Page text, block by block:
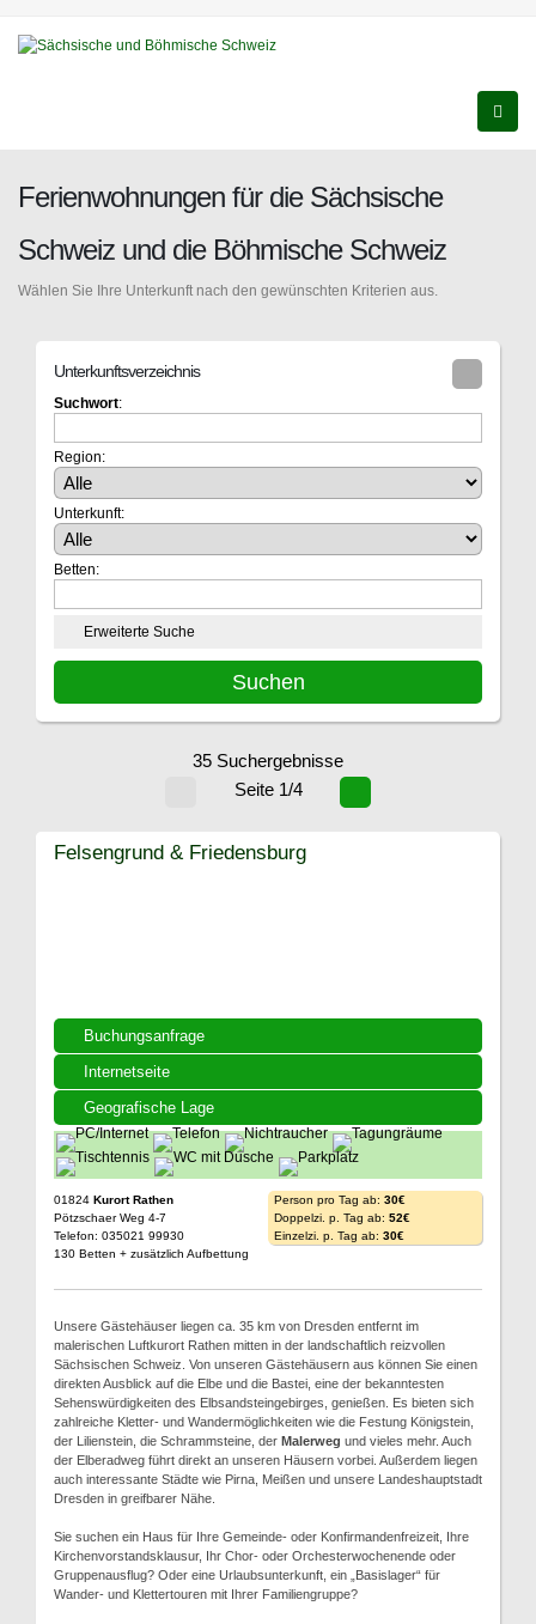
Ferienwohnungen für die Sächsische
Schweiz und die Böhmische Schweiz
Wählen Sie Ihre Unterkunft nach den gewünschten Kriterien aus.
Unterkunftsverzeichnis
Suchwort:
Region:
Unterkunft:
Betten:
Erweiterte Suche
35 Suchergebnisse
Seite 1/4
Buchungsanfrage
Internetseite
Geografische Lage
Felsengrund & Friedensburg
01824 Kurort Rathen
Pötzschaer Weg 4-7
Telefon: 035021 99930
130 Betten + zusätzlich Aufbettung
Person pro Tag ab: 30€
Doppelzi. p. Tag ab: 52€
Einzelzi. p. Tag ab: 30€
Unsere Gästehäuser liegen ca. 35 km von Dresden entfernt im
malerischen Luftkurort Rathen mitten in der landschaftlich reizvollen
Sächsischen Schweiz. Von unseren Gästehäusern aus können Sie einen
direkten Ausblick auf die Elbe und die Bastei, eine der bekanntesten
Sehenswürdigkeiten des Elbsandsteingebirges, genießen. Es bieten sich
zahlreiche Kletter- und Wandermöglichkeiten wie die Festung Königstein,
der Lilienstein, die Schrammsteine, der Malerweg und vieles mehr. Auch
der Elberadweg führt direkt an unseren Häusern vorbei. Außerdem liegen
auch interessante Städte wie Pirna, Meißen und unsere Landeshauptstadt
Dresden in greifbarer Nähe.
Sie suchen ein Haus für Ihre Gemeinde- oder Konfirmandenfreizeit, Ihre
Kirchenvorstandsklausur, Ihr Chor- oder Orchesterwochenende oder
Gruppenausflug? Oder eine Urlaubsunterkunft, ein „Basislager“ für
Wander- und Klettertouren mit Ihrer Familiengruppe?